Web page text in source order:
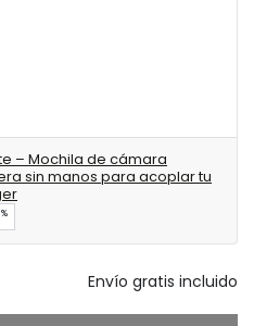
– Mochila de cámara
sin manos para acoplar tu
Envío gratis incluido